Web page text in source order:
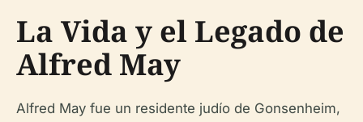
La Vida y el Legado de
Alfred May
Alfred May fue un residente judío de Gonsenheim,